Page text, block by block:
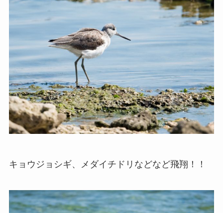
キョウジョシギ、メダイチドリなどなど飛翔！！